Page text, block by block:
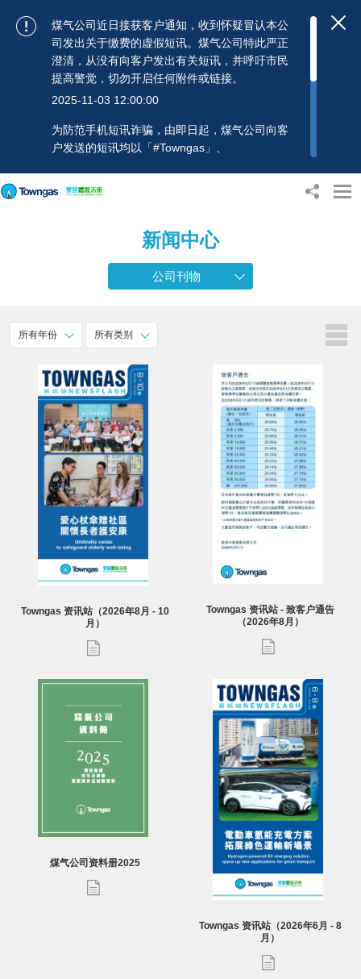
煤气公司近日接获客户通知，收到怀疑冒认本公
司发出关于缴费的虚假短讯。煤气公司特此严正
澄清，从没有向客户发出有关短讯，并呼吁市民
提高警觉，切勿开启任何附件或链接。
2025-11-03 12:00:00
为防范手机短讯诈骗，由即日起，煤气公司向客
户发送的短讯均以「#Towngas」、
送人披露身份证号码、银行户口或信用卡号码等
个人资料，以免蒙受损失。若有任何疑问，可随
时致电煤气公司客户服务热线：2880 6988或电
邮：towngas.cs@towngas.com 查询。
新闻中心
公司刊物
所有年份 所有类别
Towngas 资讯站（2026年8月 - 10
月）
Towngas 资讯站 - 致客户通告
（2026年8月）
煤气公司资料册2025
Towngas 资讯站（2026年6月 - 8
月）